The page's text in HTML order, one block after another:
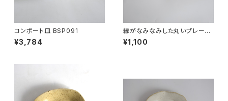
コンポート皿 BSP091
¥3,784
縁がなみなみした丸いプレート
小皿(茶/飴色/光沢/黒/点模様/
白御影土)
¥1,100